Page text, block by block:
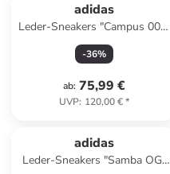
adidas
Leder-Sneakers "Campus 00s"
in Lila
-36%
ab: 75,99 €
UVP: 120,00 €*
adidas
Leder-Sneakers "Samba OG"